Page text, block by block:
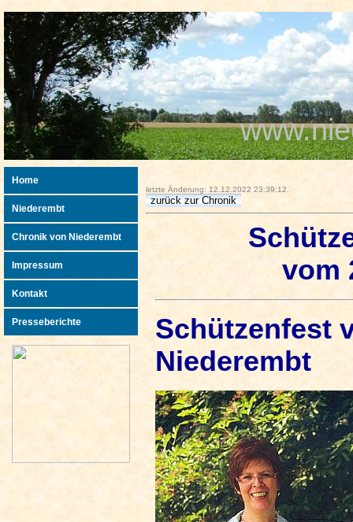
letzte Änderung: 12.12.2022 23:39:12.
vom
Schützenfest
Niederembt
Home
Niederembt
Chronik von Niederembt
Impressum
Kontakt
Presseberichte